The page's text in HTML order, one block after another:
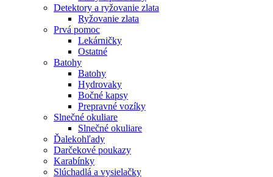
Detektory a ryžovanie zlata
Ryžovanie zlata
Prvá pomoc
Lekárničky
Ostatné
Batohy
Batohy
Hydrovaky
Bočné kapsy
Prepravné vozíky
Slnečné okuliare
Slnečné okuliare
Ďalekohľady
Darčekové poukazy
Karabínky
Slúchadlá a vysielačky